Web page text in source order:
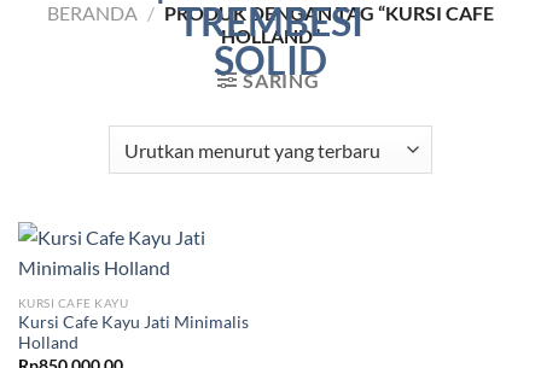
BERANDA / PRODUK DENGAN TAG “KURSI CAFE
HOLLAND”
SARING
KURSI CAFE KAYU
Kursi Cafe Kayu Jati Minimalis
Holland